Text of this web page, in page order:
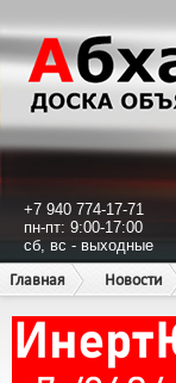
+7 940 774-17-71
пн-пт: 9:00-17:00
сб, вс - выходные
Главная
Новости